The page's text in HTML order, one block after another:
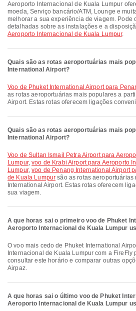
Aeroporto Internacional de Kuala Lumpur oferece Serviço de câmbio de
moeda, Serviço bancário/ATM, Lounge e
melhorar a sua experiência de viagem. Pode
detalhadas sobre as instalações e a
Aeroporto Internacional de Kuala Lumpur.
Quais são as rotas aeroportuárias mais
International Airport?
voo de Phuket International Airport para
as rotas aeroportuárias mais populares a
Airport. Estas rotas oferecem ligações
Quais são as rotas aeroportuárias mais
International Airport?
voo de Sultan Ismail Petra Airport para Aeroporto Internacional de Kuala
Lumpur,voo de Krabi Airport para Aeroporto
Lumpur,voo de Penang International Airport
de Kuala Lumpur são as rotas
International Airport. Estas rotas oferecem
sua viagem.
A que horas sai o primeiro voo de Phuket
Aeroporto Internacional de Kuala Lumpur
O voo mais cedo de Phuket International Airport para Aeroporto
Internacional de Kuala Lumpur com a FireFly
consultar este horário e comparar outras
Airpaz.
A que horas sai o último voo de Phuket
Aeroporto Internacional de Kuala Lumpur